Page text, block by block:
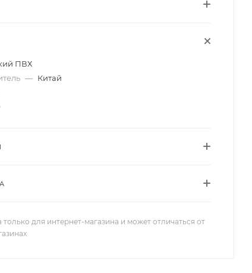
ПВХ
— Китай
только для интернет-магазина и может отличаться от